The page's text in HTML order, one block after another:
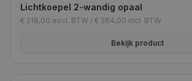
Lichtkoepel 2-wandig opaal
€ 218,00 excl. BTW / € 264,00 incl. BTW
Bekijk product